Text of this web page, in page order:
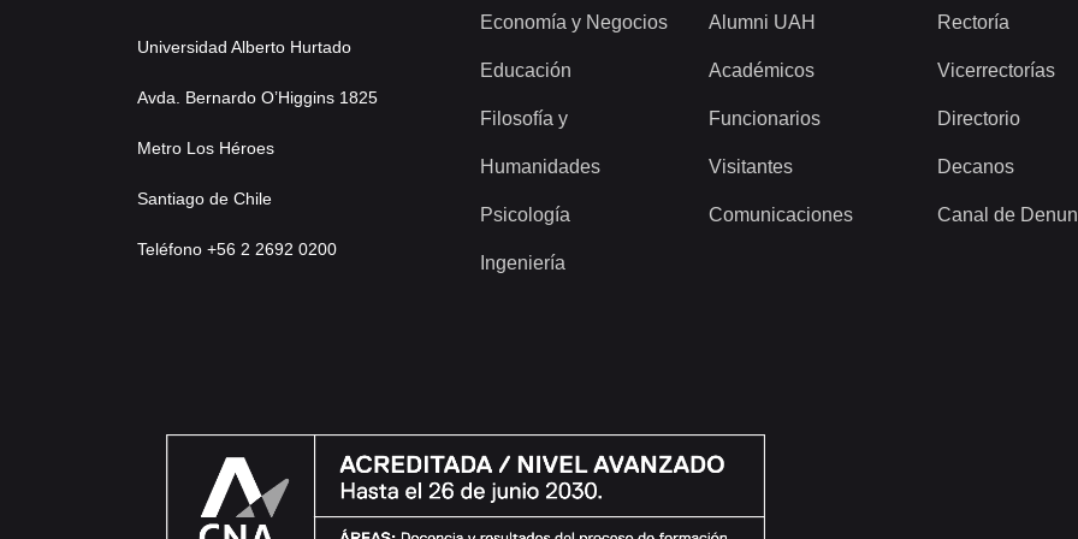
Universidad Alberto Hurtado
Avda. Bernardo O’Higgins 1825
Metro Los Héroes
Santiago de Chile
Teléfono +56 2 2692 0200
Economía y Negocios
Educación
Filosofía y
Humanidades
Psicología
Ingeniería
Alumni UAH
Académicos
Funcionarios
Visitantes
Comunicaciones
Rectoría
Vicerrectorías
Directorio
Decanos
Canal de